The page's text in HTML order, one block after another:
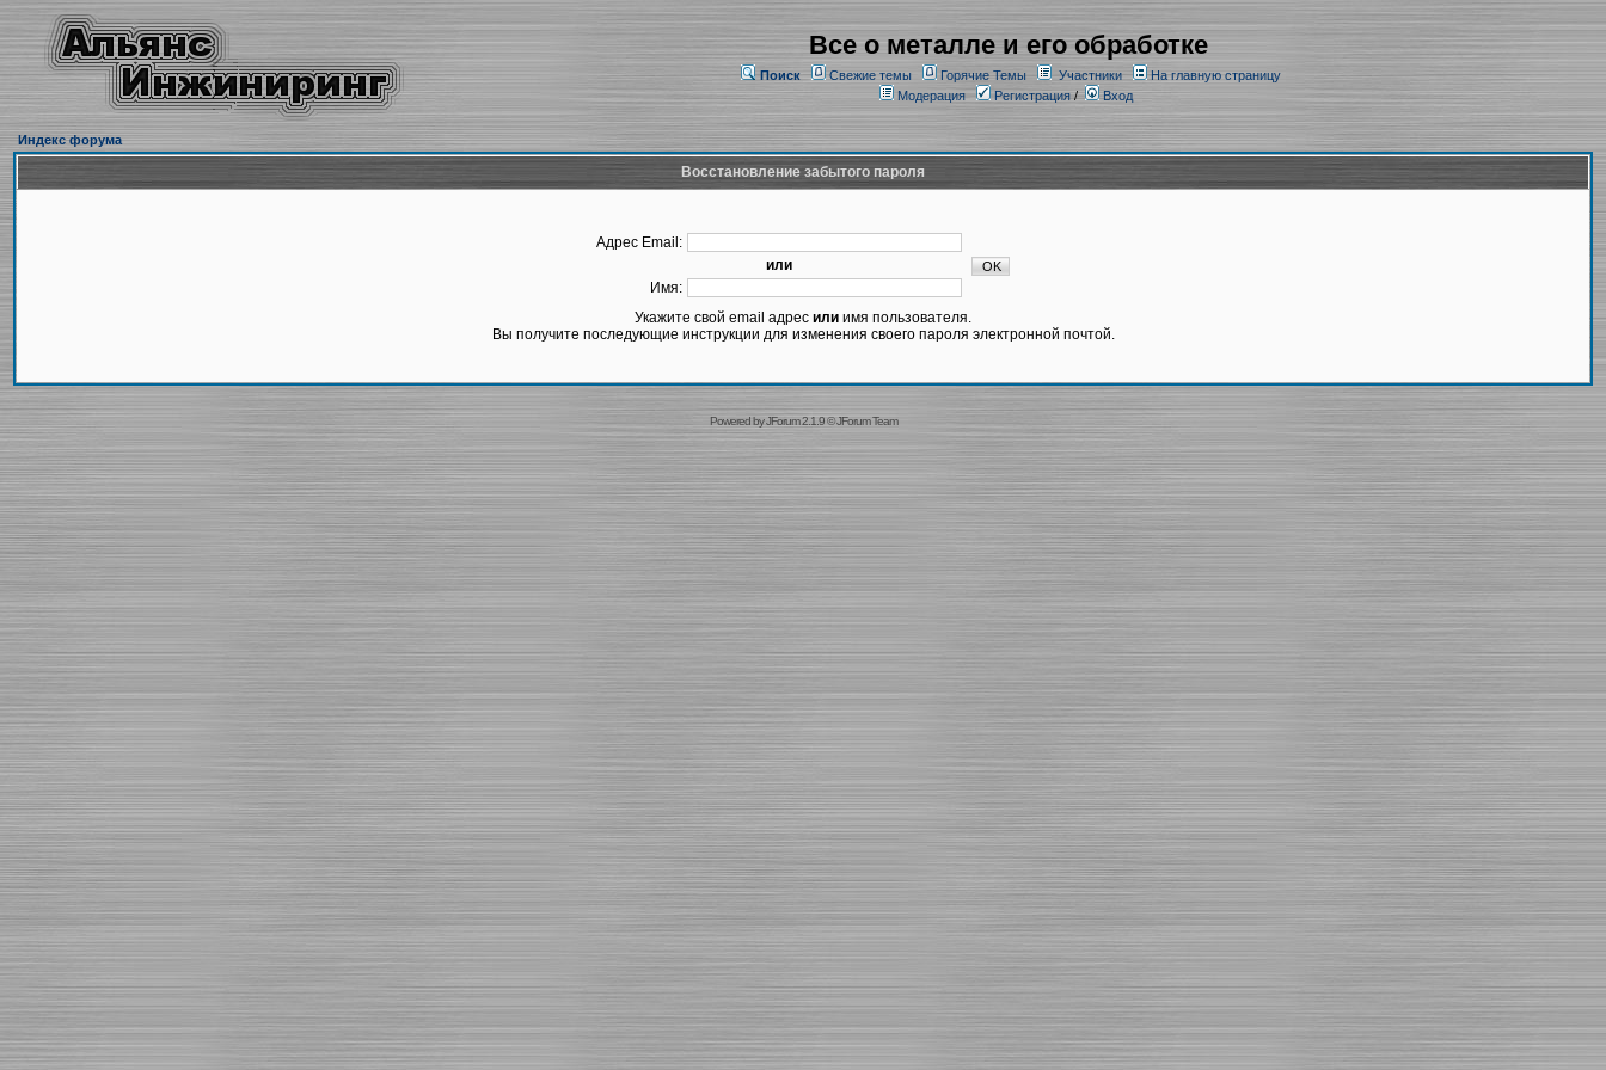
Все о металле и его обработке
Поиск Свежие темы Горячие Темы Участники
На главную страницу
Модерация
Регистрация/ Вход
Индекс форума
Восстановление забытого пароля
Адрес Email:
или
Имя:
Укажите свой email адрес или имя пользователя.
Вы получите последующие инструкции для изменения своего пароля электронной почтой.
Powered byJForum 2.1.9©JForum Team